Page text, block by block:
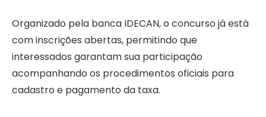
Organizado pela banca IDECAN, o concurso já está
com inscrições abertas, permitindo que
interessados garantam sua participação
acompanhando os procedimentos oficiais para
cadastro e pagamento da taxa.